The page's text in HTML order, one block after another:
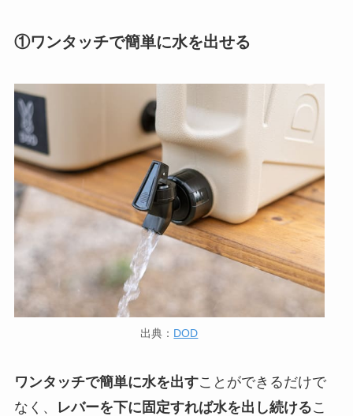
①ワンタッチで簡単に水を出せる
出典： DOD
ワンタッチで簡単に水を出すことができるだけで
なく、
レバーを下に固定すれば水を出し続けるこ